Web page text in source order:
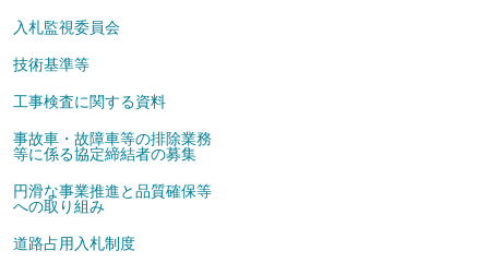
入札監視委員会
技術基準等
工事検査に関する資料
事故車・故障車等の排除業務
等に係る協定締結者の募集
円滑な事業推進と品質確保等
への取り組み
道路占用入札制度